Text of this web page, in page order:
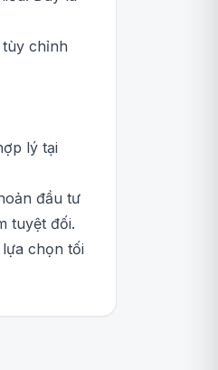
chỉnh
lý tại
đầu tư
tuyệt đối.
chọn tối